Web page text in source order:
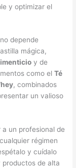
y optimizar el
depende
mágica,
y de
como elTé
, combinados
un valioso
un profesional de
régimen
y cuídalo
de alta